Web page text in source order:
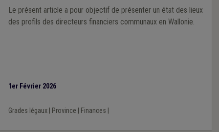
Le présent article a pour objectif de présenter un état des lieux
des profils des directeurs financiers communaux en Wallonie.
1er Février 2026
Grades légaux| Province Finances